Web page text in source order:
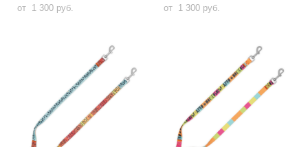
от 1 300 pуб.
от 1 300 pуб.